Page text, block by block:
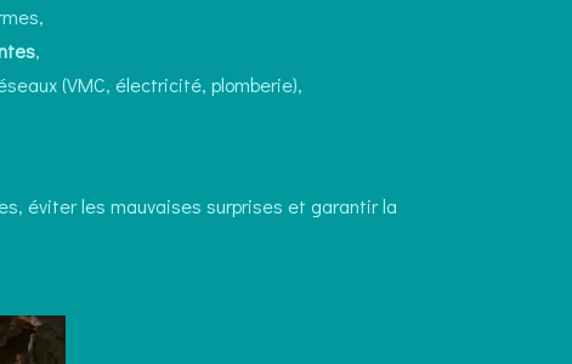
,
(VMC, électricité, plomberie),
éviter les mauvaises surprises et garantir la